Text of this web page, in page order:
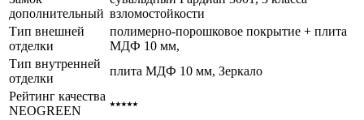
дополнительный взломостойкости
Тип внешней
отделки
полимерно-порошковое покрытие + плита
МДФ 10 мм,
Тип внутренней
отделки
плита МДФ 10 мм, Зеркало
Рейтинг качества
NEOGREEN
⭑⭑⭑⭑⭑